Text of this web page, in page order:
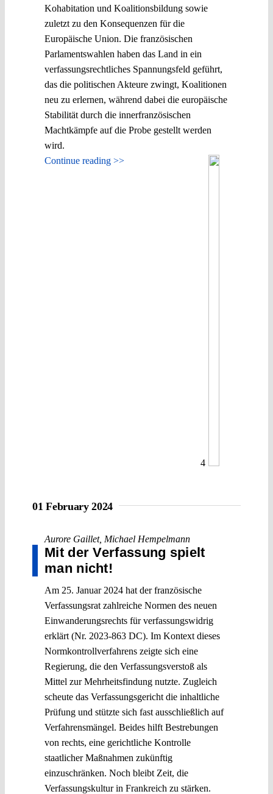
Kohabitation und Koalitionsbildung sowie
zuletzt zu den Konsequenzen für die
Europäische Union. Die französischen
Parlamentswahlen haben das Land in ein
verfassungsrechtliches Spannungsfeld geführt,
das die politischen Akteure zwingt, Koalitionen
neu zu erlernen, während dabei die europäische
Stabilität durch die innerfranzösischen
Machtkämpfe auf die Probe gestellt werden
wird.
Continue reading >>
4
01 February 2024
Aurore Gaillet, Michael Hempelmann
Mit der Verfassung spielt
man nicht!
Am 25. Januar 2024 hat der französische
Verfassungsrat zahlreiche Normen des neuen
Einwanderungsrechts für verfassungswidrig
erklärt (Nr. 2023-863 DC). Im Kontext dieses
Normkontrollverfahrens zeigte sich eine
Regierung, die den Verfassungsverstoß als
Mittel zur Mehrheitsfindung nutzte. Zugleich
scheute das Verfassungsgericht die inhaltliche
Prüfung und stützte sich fast ausschließlich auf
Verfahrensmängel. Beides hilft Bestrebungen
von rechts, eine gerichtliche Kontrolle
staatlicher Maßnahmen zukünftig
einzuschränken. Noch bleibt Zeit, die
Verfassungskultur in Frankreich zu stärken.